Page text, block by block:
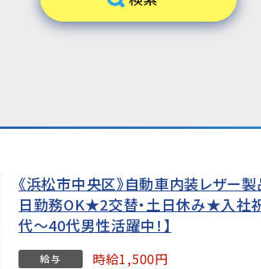
《浜松市中央区》自動車内装レザー
日勤務OK★2交替・土日休み★入社
代〜40代男性活躍中！】
給与 時給1,500円